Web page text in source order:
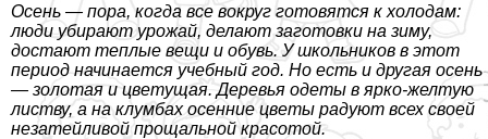
Осень — пора, когда все вокруг готовятся к холодам:
люди убирают урожай, делают заготовки на зиму,
достают теплые вещи и обувь. У школьников в этот
период начинается учебный год. Но есть и другая осень
— золотая и цветущая. Деревья одеты в ярко-желтую
листву, а на клумбах осенние цветы радуют всех своей
незатейливой прощальной красотой.